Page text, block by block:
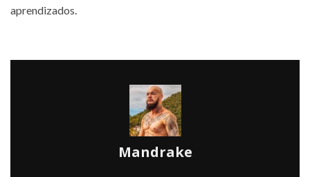
aprendizados.
Mandrake